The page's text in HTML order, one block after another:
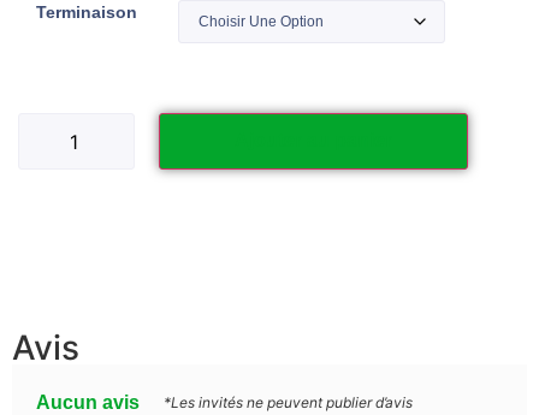
Terminaison
Avis
Aucun avis *Les invités ne peuvent publier d’avis